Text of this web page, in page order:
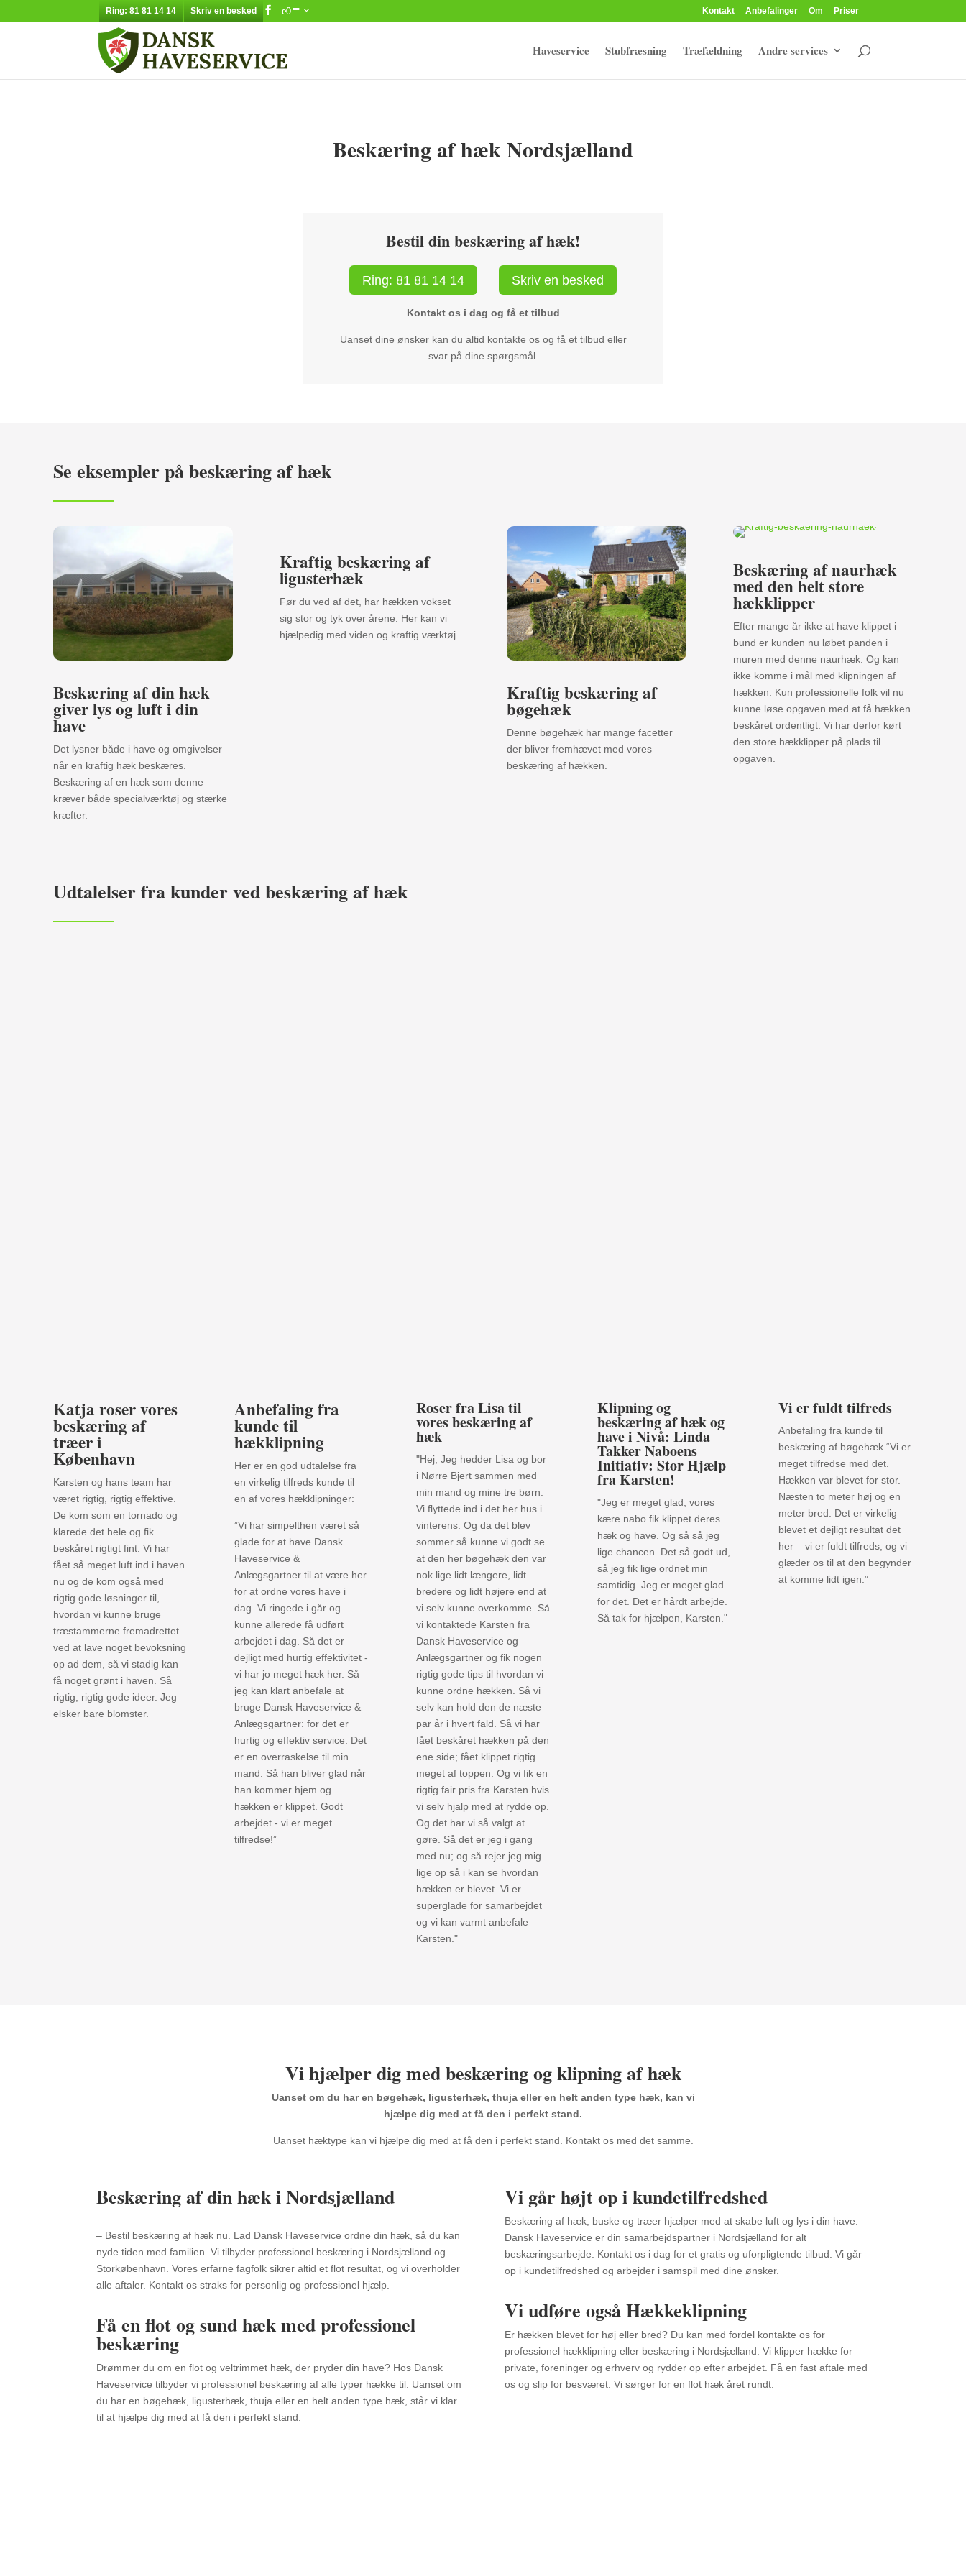
Kontakt Anbefalinger Om Priser
Ring: 81 81 14 14 Skriv en besked
Haveservice Stubfræsning Træfældning Andre services
Beskæring af hæk Nordsjælland
Bestil din beskæring af hæk!
Ring: 81 81 14 14 Skriv en besked
Kontakt os i dag og få et tilbud
Uanset dine ønsker kan du altid kontakte os og få et tilbud eller
svar på dine spørgsmål.
Se eksempler på beskæring af hæk
Beskæring af din hæk
giver lys og luft i din
have
Det lysner både i have og omgivelser
når en kraftig hæk beskæres.
Beskæring af en hæk som denne
kræver både specialværktøj og stærke
kræfter.
Kraftig beskæring af
ligusterhæk
Før du ved af det, har hækken vokset
sig stor og tyk over årene. Her kan vi
hjælpedig med viden og kraftig værktøj.
Kraftig beskæring af
bøgehæk
Denne bøgehæk har mange facetter
der bliver fremhævet med vores
beskæring af hækken.
Beskæring af naurhæk
med den helt store
hækklipper
Efter mange år ikke at have klippet i
bund er kunden nu løbet panden i
muren med denne naurhæk. Og kan
ikke komme i mål med klipningen af
hækken. Kun professionelle folk vil nu
kunne løse opgaven med at få hækken
beskåret ordentligt. Vi har derfor kørt
den store hækklipper på plads til
opgaven.
Udtalelser fra kunder ved beskæring af hæk
Katja roser vores
beskæring af
træer i
København
Karsten og hans team har
været rigtig, rigtig effektive.
De kom som en tornado og
klarede det hele og fik
beskåret rigtigt fint. Vi har
fået så meget luft ind i haven
nu og de kom også med
rigtig gode løsninger til,
hvordan vi kunne bruge
træstammerne fremadrettet
ved at lave noget bevoksning
op ad dem, så vi stadig kan
få noget grønt i haven. Så
rigtig, rigtig gode ideer. Jeg
elsker bare blomster.
Anbefaling fra
kunde til
hækklipning
Her er en god udtalelse fra
en virkelig tilfreds kunde til
en af vores hækklipninger:
”Vi har simpelthen været så
glade for at have Dansk
Haveservice &
Anlægsgartner til at være her
for at ordne vores have i
dag. Vi ringede i går og
kunne allerede få udført
arbejdet i dag. Så det er
dejligt med hurtig effektivitet -
vi har jo meget hæk her. Så
jeg kan klart anbefale at
bruge Dansk Haveservice &
Anlægsgartner: for det er
hurtig og effektiv service. Det
er en overraskelse til min
mand. Så han bliver glad når
han kommer hjem og
hækken er klippet. Godt
arbejdet - vi er meget
tilfredse!”
Roser fra Lisa til
vores beskæring af
hæk
"Hej, Jeg hedder Lisa og bor
i Nørre Bjert sammen med
min mand og mine tre børn.
Vi flyttede ind i det her hus i
vinterens. Og da det blev
sommer så kunne vi godt se
at den her bøgehæk den var
nok lige lidt længere, lidt
bredere og lidt højere end at
vi selv kunne overkomme. Så
vi kontaktede Karsten fra
Dansk Haveservice og
Anlægsgartner og fik nogen
rigtig gode tips til hvordan vi
kunne ordne hækken. Så vi
selv kan hold den de næste
par år i hvert fald. Så vi har
fået beskåret hækken på den
ene side; fået klippet rigtig
meget af toppen. Og vi fik en
rigtig fair pris fra Karsten hvis
vi selv hjalp med at rydde op.
Og det har vi så valgt at
gøre. Så det er jeg i gang
med nu; og så rejer jeg mig
lige op så i kan se hvordan
hækken er blevet. Vi er
superglade for samarbejdet
og vi kan varmt anbefale
Karsten."
Klipning og
beskæring af hæk og
have i Nivå: Linda
Takker Naboens
Initiativ: Stor Hjælp
fra Karsten!
"Jeg er meget glad; vores
kære nabo fik klippet deres
hæk og have. Og så så jeg
lige chancen. Det så godt ud,
så jeg fik lige ordnet min
samtidig. Jeg er meget glad
for det. Det er hårdt arbejde.
Så tak for hjælpen, Karsten."
Vi er fuldt tilfreds
Anbefaling fra kunde til
beskæring af bøgehæk “Vi er
meget tilfredse med det.
Hækken var blevet for stor.
Næsten to meter høj og en
meter bred. Det er virkelig
blevet et dejligt resultat det
her – vi er fuldt tilfreds, og vi
glæder os til at den begynder
at komme lidt igen.”
Vi hjælper dig med beskæring og klipning af hæk
Uanset om du har en bøgehæk, ligusterhæk, thuja eller en helt anden type hæk, kan vi
hjælpe dig med at få den i perfekt stand.
Uanset hæktype kan vi hjælpe dig med at få den i perfekt stand. Kontakt os med det samme.
Beskæring af din hæk i Nordsjælland
– Bestil beskæring af hæk nu. Lad Dansk Haveservice ordne din hæk, så du kan
nyde tiden med familien. Vi tilbyder professionel beskæring i Nordsjælland og
Storkøbenhavn. Vores erfarne fagfolk sikrer altid et flot resultat, og vi overholder
alle aftaler. Kontakt os straks for personlig og professionel hjælp.
Få en flot og sund hæk med professionel
beskæring
Drømmer du om en flot og veltrimmet hæk, der pryder din have? Hos Dansk
Haveservice tilbyder vi professionel beskæring af alle typer hække til. Uanset om
du har en bøgehæk, ligusterhæk, thuja eller en helt anden type hæk, står vi klar
til at hjælpe dig med at få den i perfekt stand.
Vi går højt op i kundetilfredshed
Beskæring af hæk, buske og træer hjælper med at skabe luft og lys i din have.
Dansk Haveservice er din samarbejdspartner i Nordsjælland for alt
beskæringsarbejde. Kontakt os i dag for et gratis og uforpligtende tilbud. Vi går
op i kundetilfredshed og arbejder i samspil med dine ønsker.
Vi udføre også Hækkeklipning
Er hækken blevet for høj eller bred? Du kan med fordel kontakte os for
professionel hækklipning eller beskæring i Nordsjælland. Vi klipper hække for
private, foreninger og erhverv og rydder op efter arbejdet. Få en fast aftale med
os og slip for besværet. Vi sørger for en flot hæk året rundt.